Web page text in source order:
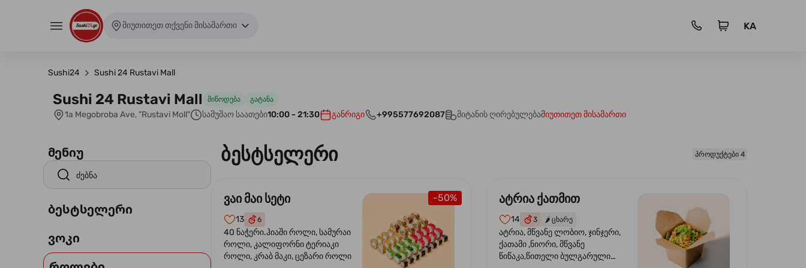
მიუთითეთ თქვენი მისამართი KA
Sushi24 Sushi 24 Rustavi Mall
Sushi 24 Rustavi Mall მიწოდება გატანა
1a Megobroba Ave, "Rustavi Moll" სამუშაო საათები10:00 - 21:30 განრიგი +995577692087 მიტანის ღირებულებამიუთითეთ მისამართი
მენიუ
ბესტსელერი
ვოკი
ბესტსელერი პროდუქტები 4
-50%
ვაი მაი სეტი
13 6
40 ნაჭერი.ჰიაში როლი, სამურაი
როლი, კალიფორნი ტერიაკი
როლი, კრაბ მაკი, ცეზარი როლი
ატრია ქათმით
14 3 🌶️ ცხარე
ატრია, მწვანე ლობიო, ჯინჯერი,
ქათამი ,ნიორი, მწვანე
წიწაკა,წითელი ბულგარული